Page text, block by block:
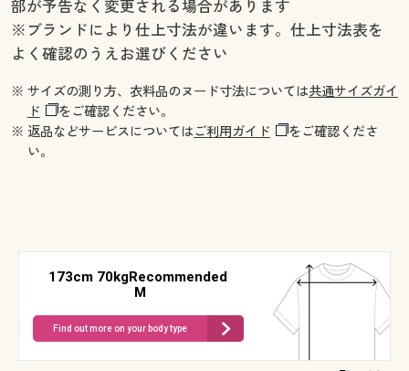
部が予告なく変更される場合があります
※ブランドにより仕上寸法が違います。仕上寸法表を
よく確認のうえお選びください
※ サイズの測り方、衣料品のヌード寸法については共通サイズガイ
ド
をご確認ください。
※ 返品などサービスについてはご利用ガイド
をご確認くださ
い。
173cm 70kgRecommended
M
Find out more on your body type